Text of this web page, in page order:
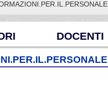
DOCENTI